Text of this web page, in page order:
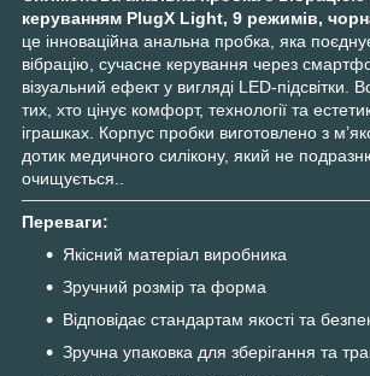
керуванням PlugX Light, 9 режимів,
це інноваційна анальна пробка, яка
вібрацію, сучасне керування через
візуальний ефект у вигляді LED-підсвітки.
тих, хто цінує комфорт, технології та
іграшках. Корпус пробки виготовлено з
дотик медичного силікону, який не
очищується..
Переваги:
Якісний матеріал виробника
Зручний розмір та форма
Відповідає стандартам якості та
Зручна упаковка для зберігання та